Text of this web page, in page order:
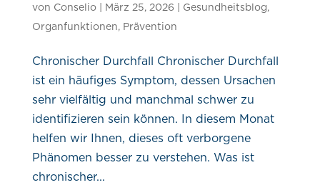
von Conselio| März 25, 2026 Gesundheitsblog,
Organfunktionen, Prävention
Chronischer Durchfall Chronischer Durchfall
ist ein häufiges Symptom, dessen Ursachen
sehr vielfältig und manchmal schwer zu
identifizieren sein können. In diesem Monat
helfen wir Ihnen, dieses oft verborgene
Phänomen besser zu verstehen. Was ist
chronischer...